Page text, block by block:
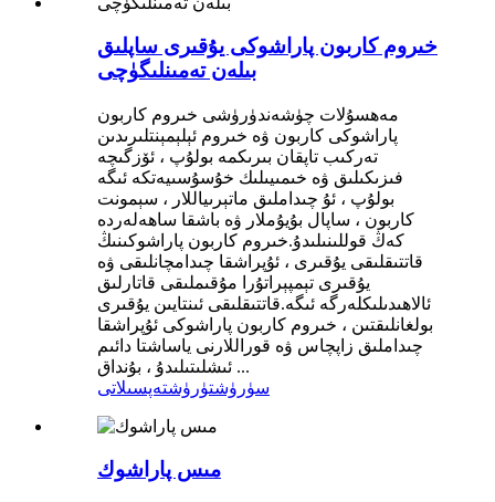
خىروم كاربون پاراشوكى يۇقىرى ساپلىق
بىلەن تەمىنلىگۈچى
مەھسۇلات چۈشەندۈرۈشى خىروم كاربون
پاراشوكى كاربون ۋە خىروم ئېلېمېنتلىرىدىن
تەركىب تاپقان بىرىكمە بولۇپ ، ئۆزگىچە
فىزىكىلىق ۋە خىمىيىلىك خۇسۇسىيەتكە ئىگە
بولۇپ ، ئۇ چىداملىق ماتېرىياللار ، سېمونت
كاربون ، ساپال بۇيۇملار ۋە باشقا ساھەلەردە
كەڭ قوللىنىلىدۇ.خىروم كاربون پاراشوكىنىڭ
قاتتىقلىقى يۇقىرى ، ئۇپراشقا چىدامچانلىقى ۋە
يۇقىرى تېمپېراتۇرا مۇقىملىقى قاتارلىق
ئالاھىدىلىكلەرگە ئىگە.قاتتىقلىقى ئىنتايىن يۇقىرى
بولغانلىقتىن ، خىروم كاربون پاراشوكى ئۇپراشقا
چىداملىق زاپچاس ۋە قوراللارنى ياساشتا دائىم
ئىشلىتىلىدۇ ، بۇنداق ...
سۈرۈشتۈرۈشتەپسىلاتى
مىس پاراشوك